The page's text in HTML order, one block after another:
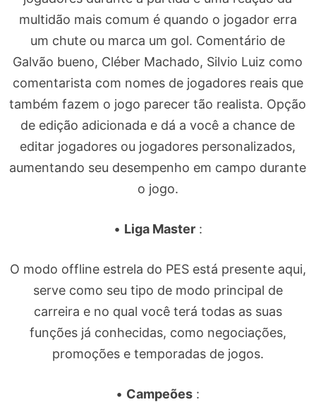
multidão mais comum é quando o jogador erra
um chute ou marca um gol. Comentário de
Galvão bueno, Cléber Machado, Silvio Luiz como
comentarista com nomes de jogadores reais que
também fazem o jogo parecer tão realista. Opção
de edição adicionada e dá a você a chance de
editar jogadores ou jogadores personalizados,
aumentando seu desempenho em campo durante
o jogo.
• Liga Master:
O modo offline estrela do PES está presente aqui,
serve como seu tipo de modo principal de
carreira e no qual você terá todas as suas
funções já conhecidas, como negociações,
promoções e temporadas de jogos.
• Campeões :